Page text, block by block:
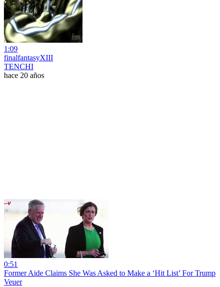
1:09
finalfantasyXIII
TENCHI
hace 20 años
0:51
Former Aide Claims She Was Asked to Make a ‘Hit List’ For Trump
Veuer